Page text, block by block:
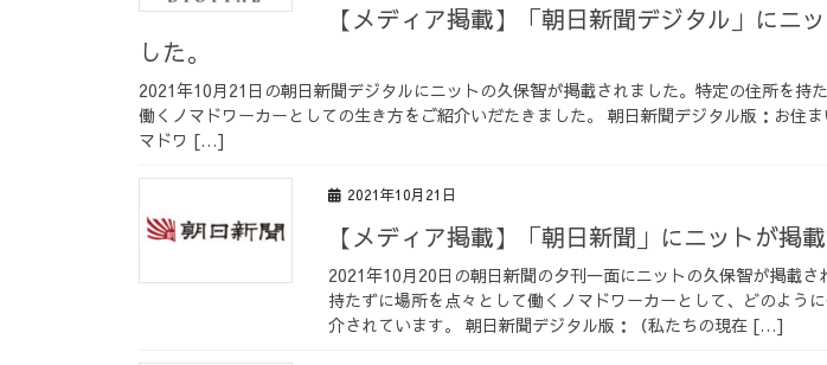
【メディア掲載】「朝日新聞デジタル」にニ
した。
2021年10月21日の朝日新聞デジタルにニットの久保智が掲載されました。特定の住所を持
働くノマドワーカーとしての生き方をご紹介いだたきました。 朝日新聞デジタル版：お住
マドワ […]
2021年10月21日
【メディア掲載】「朝日新聞」にニットが掲載
2021年10月20日の朝日新聞の夕刊一面にニットの久保智が掲載さ
持たずに場所を点々として働くノマドワーカーとして、どのよう
介されています。 朝日新聞デジタル版：（私たちの現在 […]